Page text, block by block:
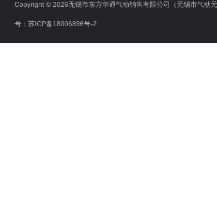
Copyright © 2026无锡市东方华通气动销售有限公司（无锡市气
号： 苏ICP备18006896号-2